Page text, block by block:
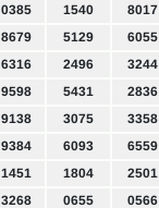
0385 1540 8017
8679 5129 6055
6316 2496 3244
9598 5431 2836
9138 3075 3358
9384 6093 6559
1451 1804 2501
3268 0655 0566